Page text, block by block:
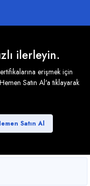
ilerleyin.
erişmek için
Satın Al'a tıklayarak
Satın Al